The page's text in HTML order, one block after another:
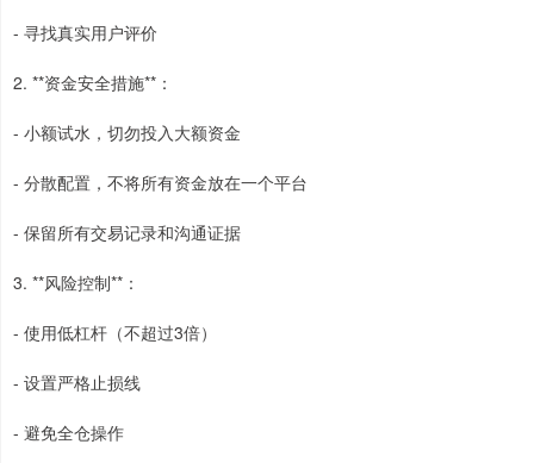
- 寻找真实用户评价
2. **资金安全措施**：
- 小额试水，切勿投入大额资金
- 分散配置，不将所有资金放在一个平台
- 保留所有交易记录和沟通证据
3. **风险控制**：
- 使用低杠杆（不超过3倍）
- 设置严格止损线
- 避免全仓操作